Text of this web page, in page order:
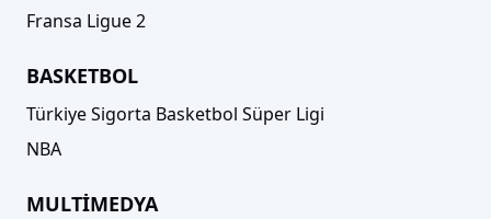
Fransa Ligue 2
BASKETBOL
Türkiye Sigorta Basketbol Süper Ligi
NBA
MULTİMEDYA